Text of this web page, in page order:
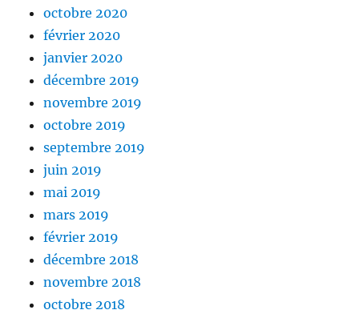
octobre 2020
février 2020
janvier 2020
décembre 2019
novembre 2019
octobre 2019
septembre 2019
juin 2019
mai 2019
mars 2019
février 2019
décembre 2018
novembre 2018
octobre 2018